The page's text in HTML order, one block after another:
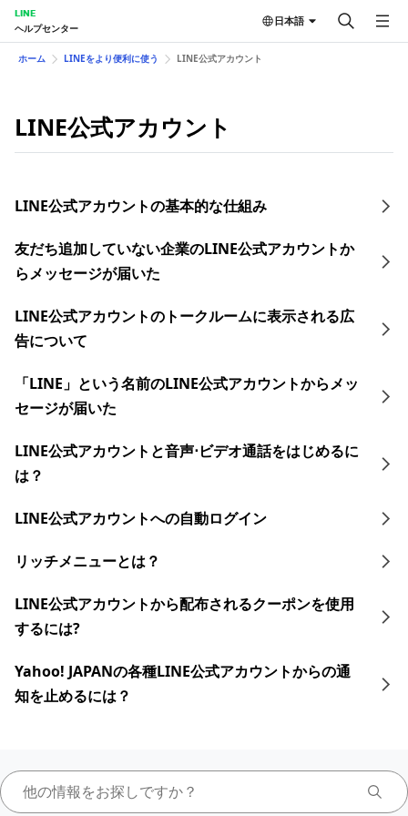
LINE
ヘルプセンター
日本語
ホーム LINEをより便利に使う LINE公式アカウント
LINE公式アカウント
LINE公式アカウントの基本的な仕組み
友だち追加していない企業のLINE公式アカウントか
らメッセージが届いた
LINE公式アカウントのトークルームに表示される広
告について
「LINE」という名前のLINE公式アカウントからメッ
セージが届いた
LINE公式アカウントと音声⋅ビデオ通話をはじめるに
は？
LINE公式アカウントへの自動ログイン
リッチメニューとは？
LINE公式アカウントから配布されるクーポンを使用
するには?
Yahoo! JAPANの各種LINE公式アカウントからの通
知を止めるには？